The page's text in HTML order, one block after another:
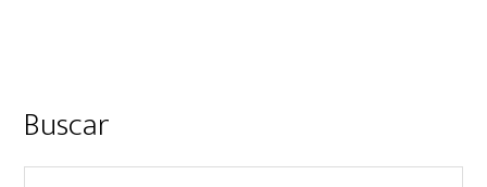
Barra
lateral
Buscar